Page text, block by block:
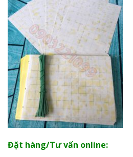
Đặt hàng/Tư vấn online: